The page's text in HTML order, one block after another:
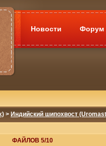
Новости Форум
> Индийский шипохвост
ФАЙЛОВ 5/10